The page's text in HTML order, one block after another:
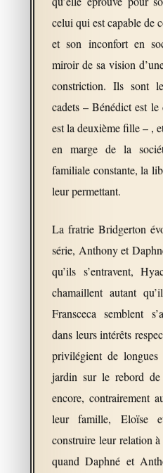
celui qui est capable de
et son inconfort en
miroir de sa vision
constriction. Ils sont
cadets – Bénédict est
est la deuxième fille – ,
en marge de la
familiale constante, la
leur permettant.
La fratrie Bridgerton
série, Anthony et
qu’ils s’entravent,
chamaillent autant
Fransceca semblent
dans leurs intérêts
privilégient de longues
jardin sur le rebord
encore, contrairement
leur famille, Eloïse
construire leur relation
quand Daphné et